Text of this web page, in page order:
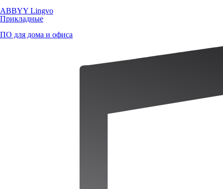
ABBYY Lingvo
Прикладные
ПО для дома и офиса